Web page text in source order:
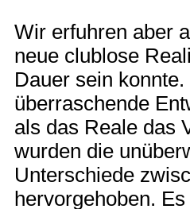
Wir erfuhren aber
neue clublose
Dauer sein
überraschende
als das Reale das
wurden die
Unterschiede
hervorgehoben.